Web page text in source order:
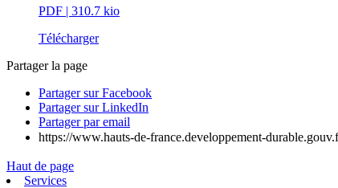
PDF | 310.7 kio
Télécharger
Partager la page
Partager sur Facebook
Partager sur LinkedIn
Partager par email
https://www.hauts-de-france.developpement-
Haut de page
Services